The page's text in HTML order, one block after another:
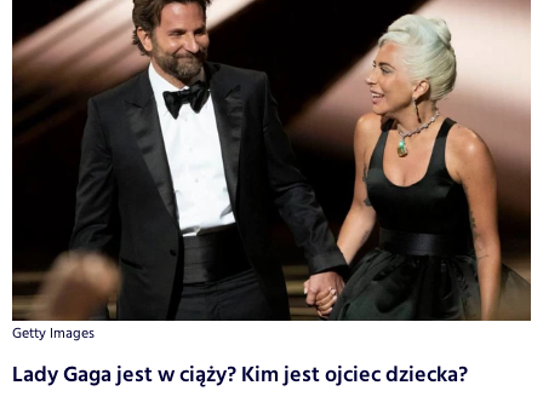
Getty Images
Lady Gaga jest w ciąży? Kim jest ojciec dziecka?